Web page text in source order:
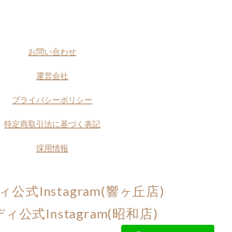
お問い合わせ
運営会社
プライバシーポリシー
特定商取引法に基づく表記
採用情報